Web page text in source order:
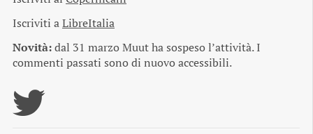
Iscriviti aLibreItalia
Novità:dal 31 marzo Muut ha sospeso l’attività. I
commenti passati sono di nuovo accessibili.